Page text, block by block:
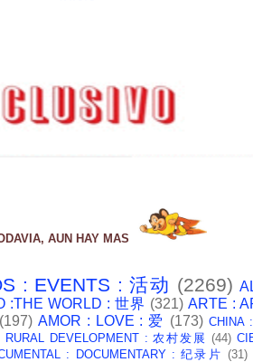
AUN HAY MAS
: EVENTS : 活动 (2269)
:THE WORLD : 世界 (321) ARTE :
(197) AMOR : LOVE : 爱 (173) CHINA
RURAL DEVELOPMENT : 农村发展 (44)
: DOCUMENTARY : 纪录片 (31)